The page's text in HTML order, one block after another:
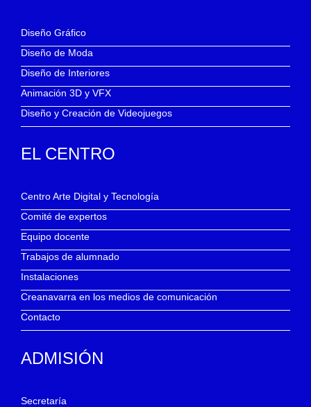
Diseño Gráfico
Diseño de Moda
Diseño de Interiores
Animación 3D y VFX
Diseño y Creación de Videojuegos
EL CENTRO
Centro Arte Digital y Tecnología
Comité de expertos
Equipo docente
Trabajos de alumnado
Instalaciones
Creanavarra en los medios de comunicación
Contacto
ADMISIÓN
Secretaría